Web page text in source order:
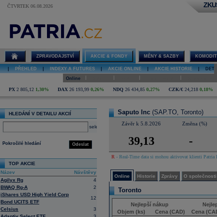
ČTVRTEK 06.08.2026
Saputo Inc
ZPRAVODAJSTVÍ AKCIE & FONDY MĚNY & SAZBY
PŘEHLED INDEXY A FUTURES AKCIE ONLINE AKCIE HISTORIE
Online
PX 2 805,12 1,30% DAX 26 193,99 0,26% NDQ 26 434,85 0,27% CZK/€ 24,218 0,18%
HLEDÁNÍ V DETAILU AKCIÍ
select
Odeslat
Pokročilé hledání
TOP AKCIE
Název
Návštěvy
Agilyx Rg
4
BWAQ Rg-A
2
iShares USD High Yield Corp
Bond UCITS ETF
12
Celsius
3
Saputo Inc (SAP.TO, Toronto)
Závěr k 5.8.2026 Změna (%)
39,13 -
R - Real-Time data si mohou aktivovat klienti
Online Historie Zprávy O společnosti
Toronto
Nejlepší nákup
Objem (ks)
Cena (CAD)
Cena